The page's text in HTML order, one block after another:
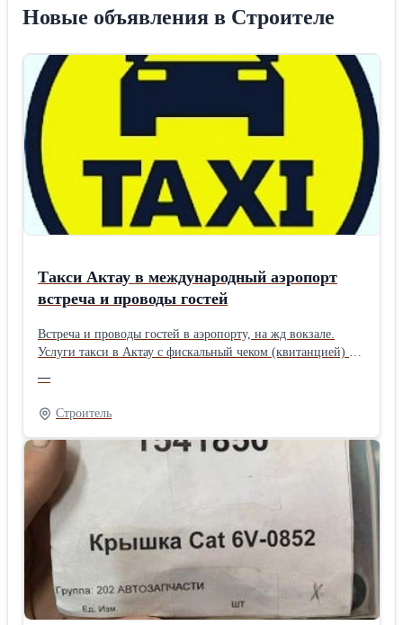
Новые объявления в Строителе
Такси Актау в международный аэропорт
встреча и проводы гостей
Встреча и проводы гостей в аэропорту, на жд вокзале.
Услуги такси в Актау с фискальный чеком (квитанцией) по
нефтяное месторождение. Емир Ойл месторождений.
Текпе месторождения Тенге месторождение Асар
месторождения Жетыбай месторождение Тасбулат
месторождение Тенгиз месторождение Актау -
КазТрансОйл Экскурсия по Мангистау Актау - Султан Епе
Актау - Гора Шеркала Актау - Тузбаир Актау - Акеспе
Актау - Белые горы Актау - Шахматная долина Актау -
Капамсай Гора - Бозжыра (Босжира) Актау - Булыойык
Актау - Впадина карынжарык Актау - Карагие впадина
Актау - Мыс песчаный Актау - Гора айракты Актау - Отпан-
тау Актау - Далина шаров База отдыха - Золотое солнышко
Горячие (Радоновый)- источник База отдыха - Монтажник
База отдыха - Бриз Отдых и услуги - Omir Glamping Курорт
—
Строитель